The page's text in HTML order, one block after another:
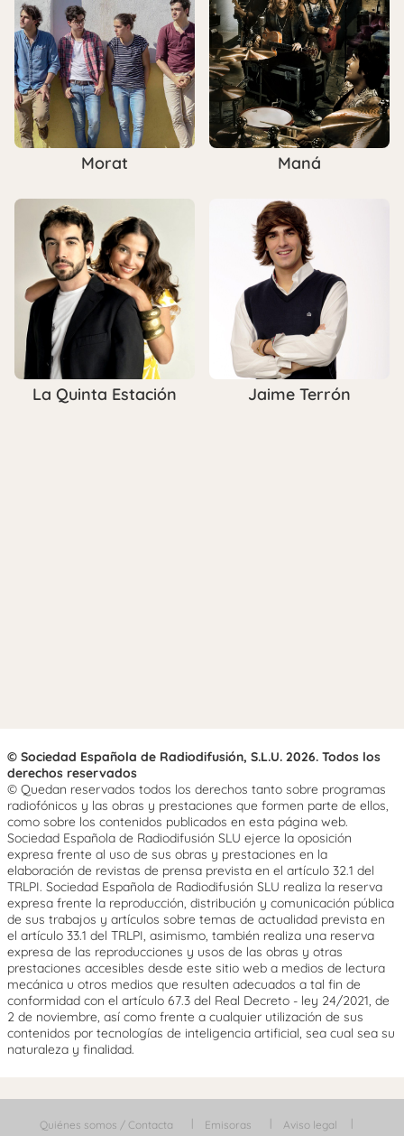
Morat Maná
La Quinta Estación Jaime Terrón
© Sociedad Española de Radiodifusión, S.L.U. 2026. Todos los
derechos reservados
© Quedan reservados todos los derechos tanto sobre programas
radiofónicos y las obras y prestaciones que formen parte de ellos,
como sobre los contenidos publicados en esta página web.
Sociedad Española de Radiodifusión SLU ejerce la oposición
expresa frente al uso de sus obras y prestaciones en la
elaboración de revistas de prensa prevista en el artículo 32.1 del
TRLPI. Sociedad Española de Radiodifusión SLU realiza la reserva
expresa frente la reproducción, distribución y comunicación pública
de sus trabajos y artículos sobre temas de actualidad prevista en
el artículo 33.1 del TRLPI, asimismo, también realiza una reserva
expresa de las reproducciones y usos de las obras y otras
prestaciones accesibles desde este sitio web a medios de lectura
mecánica u otros medios que resulten adecuados a tal fin de
conformidad con el artículo 67.3 del Real Decreto - ley 24/2021, de
2 de noviembre, así como frente a cualquier utilización de sus
contenidos por tecnologías de inteligencia artificial, sea cual sea su
naturaleza y finalidad.
Quiénes somos / Contacta Emisoras Aviso legal